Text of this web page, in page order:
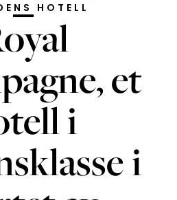
HOTELL
et
i
i